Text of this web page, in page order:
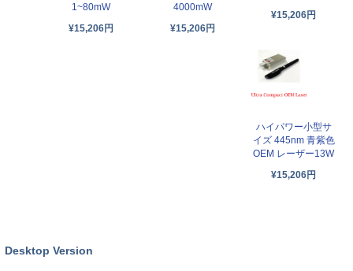
1~80mW
¥15,206円
4000mW
¥15,206円
¥15,206円
ハイパワー小型サ
イズ 445nm 青紫色
OEM レーザー13W
¥15,206円
Desktop Version